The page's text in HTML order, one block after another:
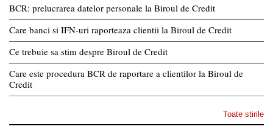
BCR: prelucrarea datelor personale la Biroul de Credit
Care banci si IFN-uri raporteaza clientii la Biroul de Credit
Ce trebuie sa stim despre Biroul de Credit
Care este procedura BCR de raportare a clientilor la Biroul de
Credit
Toate stirile